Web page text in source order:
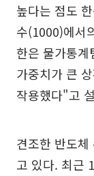
높다는 점도
수(1000)에서
한은 물가통
가중치가 큰
작용했다"고
견조한 반도
고 있다. 최근